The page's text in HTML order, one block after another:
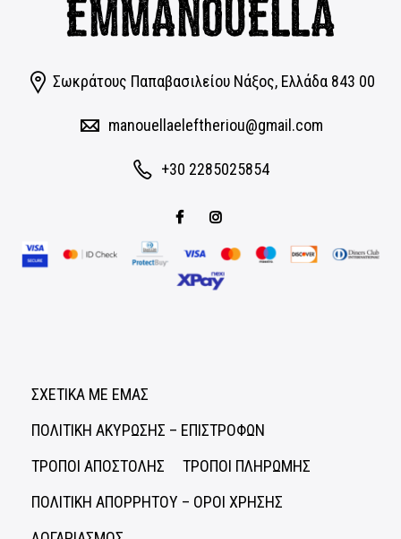
Σωκράτους Παπαβασιλείου Νάξος, Eλλάδα 843 00
manouellaeleftheriou@gmail.com
+30 2285025854
ΣΧΕΤΙΚΑ ΜΕ ΕΜΑΣ
ΠΟΛΙΤΙΚΗ ΑΚΥΡΩΣΗΣ – ΕΠΙΣΤΡΟΦΩΝ
ΤΡΟΠΟΙ ΑΠΟΣΤΟΛΗΣ
ΤΡΟΠΟΙ ΠΛΗΡΩΜΗΣ
ΠΟΛΙΤΙΚΗ ΑΠΟΡΡΗΤΟΥ – ΟΡΟΙ ΧΡΗΣΗΣ